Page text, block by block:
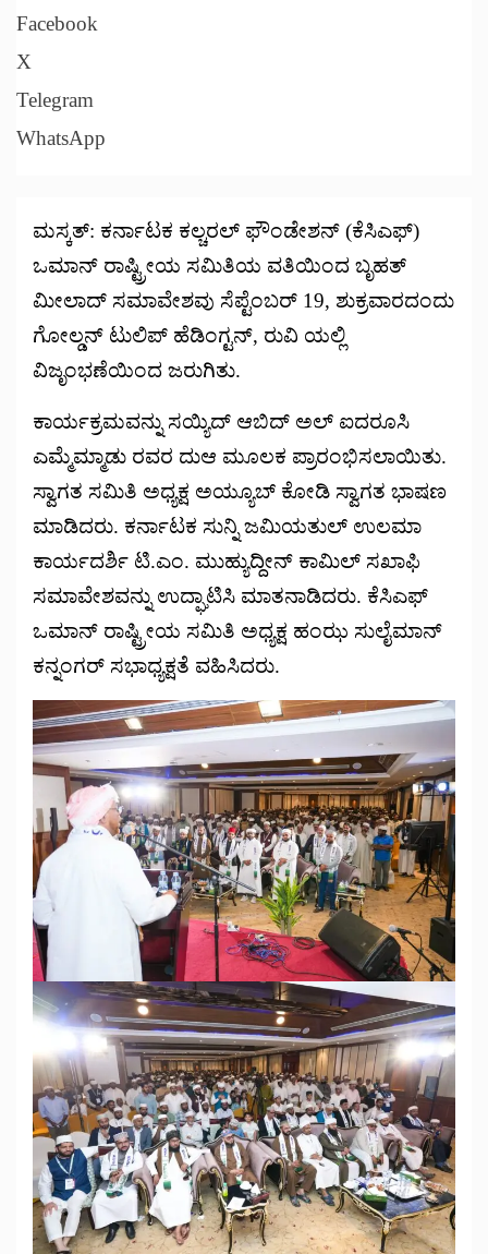
Facebook
X
Telegram
WhatsApp
ಮಸ್ಕತ್: ಕರ್ನಾಟಕ ಕಲ್ಚರಲ್ ಫೌಂಡೇಶನ್ (ಕೆಸಿಎಫ್)
ಒಮಾನ್ ರಾಷ್ಟ್ರೀಯ ಸಮಿತಿಯ ವತಿಯಿಂದ ಬೃಹತ್
ಮೀಲಾದ್ ಸಮಾವೇಶವು ಸೆಪ್ಟೆಂಬರ್ 19, ಶುಕ್ರವಾರದಂದು
ಗೋಲ್ಡನ್ ಟುಲಿಪ್ ಹೆಡಿಂಗ್ಟನ್, ರುವಿ ಯಲ್ಲಿ
ವಿಜೃಂಭಣೆಯಿಂದ ಜರುಗಿತು.
ಕಾರ್ಯಕ್ರಮವನ್ನು ಸಯ್ಯಿದ್ ಆಬಿದ್ ಅಲ್ ಐದರೂಸಿ
ಎಮ್ಮೆಮ್ಮಾಡು ರವರ ದುಆ ಮೂಲಕ ಪ್ರಾರಂಭಿಸಲಾಯಿತು.
ಸ್ವಾಗತ ಸಮಿತಿ ಅಧ್ಯಕ್ಷ ಅಯ್ಯೂಬ್ ಕೋಡಿ ಸ್ವಾಗತ ಭಾಷಣ
ಮಾಡಿದರು. ಕರ್ನಾಟಕ ಸುನ್ನಿ ಜಮಿಯತುಲ್ ಉಲಮಾ
ಕಾರ್ಯದರ್ಶಿ ಟಿ.ಎಂ. ಮುಹ್ಯುದ್ದೀನ್ ಕಾಮಿಲ್ ಸಖಾಫಿ
ಸಮಾವೇಶವನ್ನು ಉದ್ಘಾಟಿಸಿ ಮಾತನಾಡಿದರು. ಕೆಸಿಎಫ್
ಒಮಾನ್ ರಾಷ್ಟ್ರೀಯ ಸಮಿತಿ ಅಧ್ಯಕ್ಷ ಹಂಝ ಸುಲೈಮಾನ್
ಕನ್ನಂಗರ್ ಸಭಾಧ್ಯಕ್ಷತೆ ವಹಿಸಿದರು.